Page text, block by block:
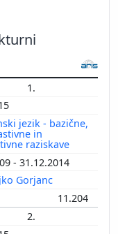
1.
jezik - bazične,
in
raziskave
- 31.12.2014
Gorjanc
11.204
2.